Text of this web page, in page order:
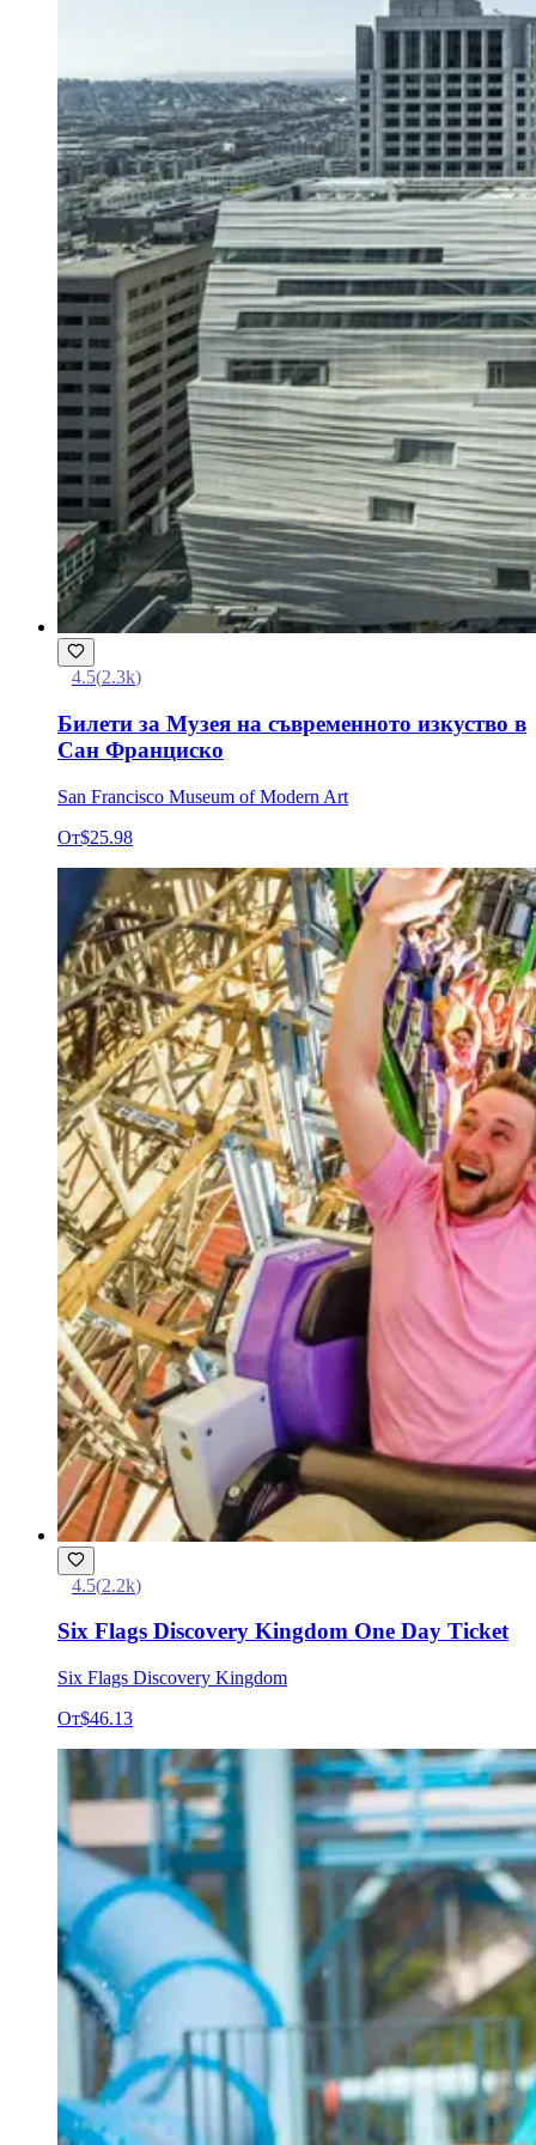
4.5(2.3k)
Билети за Музея на съвременното изкуство в
Сан Франциско
San Francisco Museum of Modern Art
От$25.98
4.5(2.2k)
Six Flags Discovery Kingdom One Day Ticket
Six Flags Discovery Kingdom
От$46.13